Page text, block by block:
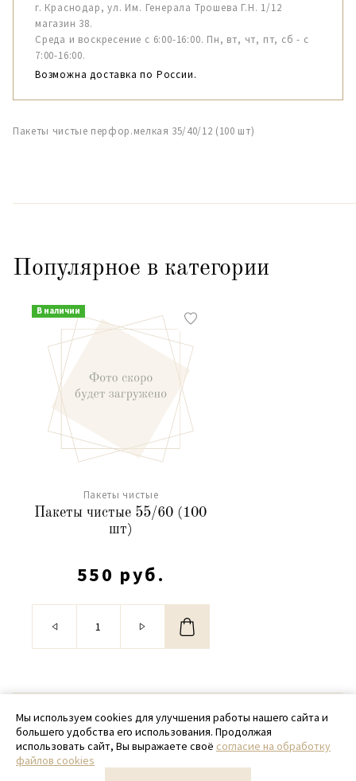
г. Краснодар, ул. Им. Генерала Трошева Г.Н. 1/12
магазин 38.
Среда и воскресение с 6:00-16:00. Пн, вт, чт, пт, сб - с
7:00-16:00.
Возможна доставка по России.
Пакеты чистые перфор.мелкая 35/40/12 (100 шт)
Популярное в категории
В наличии
Пакеты чистые
Пакеты чистые 55/60 (100
шт)
550 руб.
© 2020 - 2026 SamPack
+ 7 (918) 699-97-87
zakaz@sampack.store
Мы используем cookies для улучшения работы нашего сайта и
большего удобства его использования. Продолжая
использовать сайт, Вы выражаете своё согласие на обработку
файлов cookies